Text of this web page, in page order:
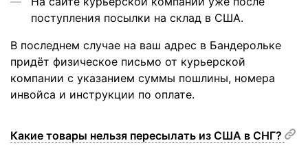
поступления посылки на склад в США.
В последнем случае на ваш адрес в Бандерольке
придёт физическое письмо от курьерской
компании с указанием суммы пошлины, номера
инвойса и инструкции по оплате.
Какие товары нельзя пересылать из США в СНГ?